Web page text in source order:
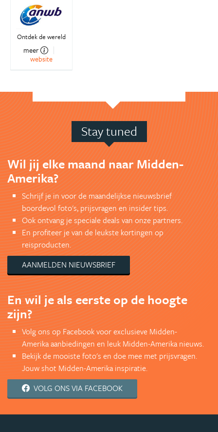
Ontdek de wereld
meer
website
Stay tuned
Wil jij elke maand naar Midden-
Amerika?
Schrijf je in voor de maandelijkse nieuwsbrief
boordevol foto's, prijsvragen en insider tips.
Ook ontvang je speciale deals van onze partners.
En profiteer je van de leukste kortingen op
reisproducten.
AANMELDEN NIEUWSBRIEF
En wil je als eerste op de hoogte
zijn?
Volg ons op Facebook voor exclusieve Midden-
Amerika aanbiedingen en leuk Midden-Amerika nieuws.
Bekijk de mooiste foto's en doe mee met prijsvragen.
Jouw shot Midden-Amerika inspiratie.
VOLG ONS VIA FACEBOOK